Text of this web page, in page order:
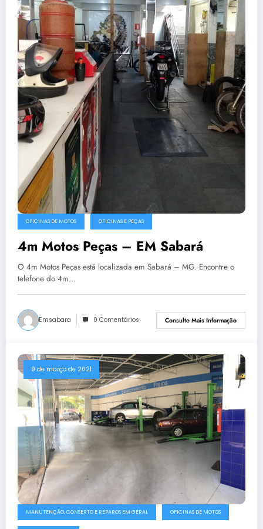
OFICINAS DE MOTOS OFICINAS E PEÇAS
4m Motos Peças – EM Sabará
O 4m Motos Peças está localizada em Sabará – MG. Encontre o
telefone do 4m…
Emsabara 0 Comentários Consulte Mais Informação
9 de março de 2021
MANUTENÇÃO, CONSERTO E REPAROS EM GERAL OFICINAS DE MOTOS